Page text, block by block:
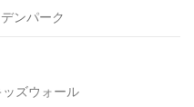
ンパーク
ッズウォール